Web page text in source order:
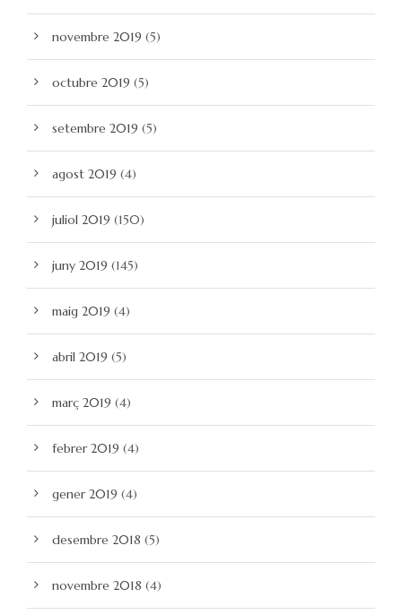
novembre 2019 (5)
octubre 2019 (5)
setembre 2019 (5)
agost 2019 (4)
juliol 2019 (150)
juny 2019 (145)
maig 2019 (4)
abril 2019 (5)
març 2019 (4)
febrer 2019 (4)
gener 2019 (4)
desembre 2018 (5)
novembre 2018 (4)